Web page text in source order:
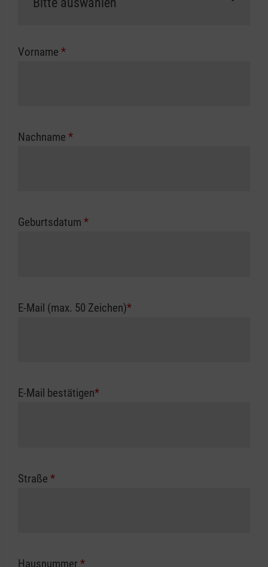
Die notwendigen Formulare für die
zuständigen Berufsgenossenschaft oder
Vorname *
Nachname *
Geburtsdatum *
E-Mail (max. 50 Zeichen)*
E-Mail bestätigen*
Straße *
Hausnummer *